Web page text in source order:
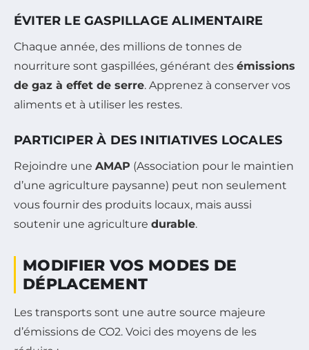
ÉVITER LE GASPILLAGE ALIMENTAIRE
Chaque année, des millions de tonnes de
nourriture sont gaspillées, générant des émissions
de gaz à effet de serre. Apprenez à conserver vos
aliments et à utiliser les restes.
PARTICIPER À DES INITIATIVES LOCALES
Rejoindre une AMAP (Association pour le maintien
d’une agriculture paysanne) peut non seulement
vous fournir des produits locaux, mais aussi
soutenir une agriculture durable.
MODIFIER VOS MODES DE
DÉPLACEMENT
Les transports sont une autre source majeure
d’émissions de CO2. Voici des moyens de les